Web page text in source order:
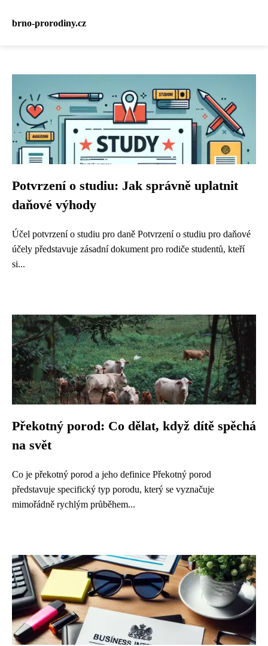
brno-prorodiny.cz
Potvrzení o studiu: Jak správně uplatnit
daňové výhody
Účel potvrzení o studiu pro daně Potvrzení o studiu pro daňové
účely představuje zásadní dokument pro rodiče studentů, kteří
si...
Překotný porod: Co dělat, když dítě spěchá
na svět
Co je překotný porod a jeho definice Překotný porod
představuje specifický typ porodu, který se vyznačuje
mimořádně rychlým průběhem...